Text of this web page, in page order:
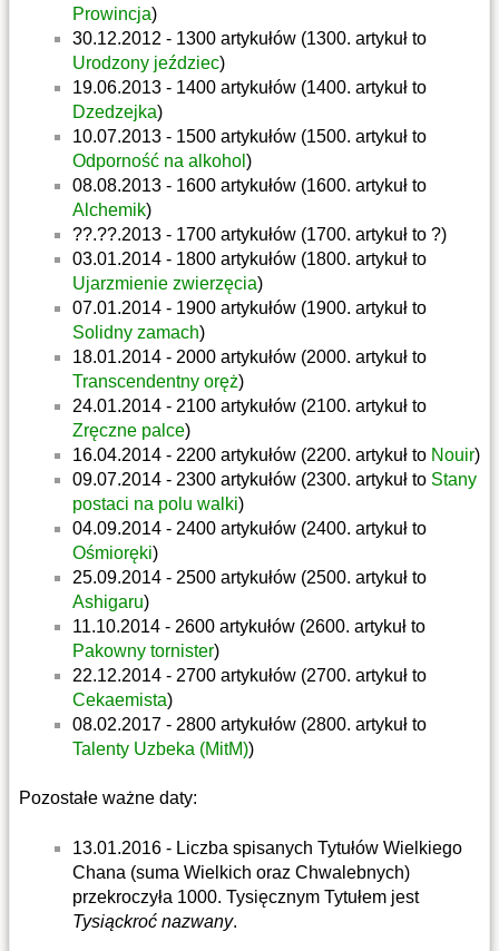
Prowincja)
30.12.2012 - 1300 artykułów (1300. artykuł to
Urodzony jeździec)
19.06.2013 - 1400 artykułów (1400. artykuł to
Dzedzejka)
10.07.2013 - 1500 artykułów (1500. artykuł to
Odporność na alkohol )
08.08.2013 - 1600 artykułów (1600. artykuł to
Alchemik)
??.??.2013 - 1700 artykułów (1700. artykuł to ?)
03.01.2014 - 1800 artykułów (1800. artykuł to
Ujarzmienie zwierzęcia)
07.01.2014 - 1900 artykułów (1900. artykuł to
Solidny zamach)
18.01.2014 - 2000 artykułów (2000. artykuł to
Transcendentny oręż)
24.01.2014 - 2100 artykułów (2100. artykuł to
Zręczne palce)
16.04.2014 - 2200 artykułów (2200. artykuł to Nouir)
09.07.2014 - 2300 artykułów (2300. artykuł to Stany
postaci na polu walki)
04.09.2014 - 2400 artykułów (2400. artykuł to
Ośmioręki)
25.09.2014 - 2500 artykułów (2500. artykuł to
Ashigaru)
11.10.2014 - 2600 artykułów (2600. artykuł to
Pakowny tornister)
22.12.2014 - 2700 artykułów (2700. artykuł to
Cekaemista)
08.02.2017 - 2800 artykułów (2800. artykuł to
Talenty Uzbeka (MitM))
Pozostałe ważne daty:
13.01.2016 - Liczba spisanych Tytułów Wielkiego
Chana (suma Wielkich oraz Chwalebnych)
przekroczyła 1000. Tysięcznym Tytułem jest
Tysiąckroć nazwany.